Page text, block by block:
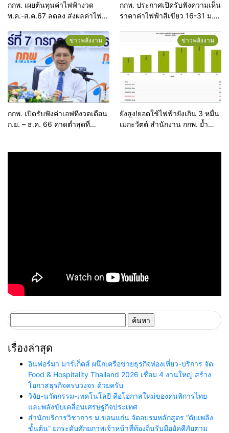
กกพ. เผยต้นทุนค่าไฟฟ้างวด
พ.ค.-ส.ค.67 ลดลง ส่งผลค่าไฟ
กกพ. ประกาศเปิดรับฟังความเห็น
ราคาค่าไฟฟ้าสีเขียว 16-31 ม.ค.
ข่าวพลังงาน
กกพ. เปิดรับฟังค่าเอฟทีงวดเดือน
ก.ย. – ธ.ค. 66 คาดต่ำสุดที่
ข่าวพลังงาน
ยังสูง!ยอดใช้ไฟฟ้ายังเกิน 3 หมื่น
เมกะวัตต์ สำนักงาน กกพ. ย้ำ
สำหรับ:
เรื่องล่าสุด
อินฟอร์มา มาร์เก็ตส์ ผนึกเครือข่ายธุรกิจท่องเที่ยว-บริการ จัด
Food & Hospitality Thailand 2026 เชื่อม 4 งานใหญ่ สร้าง
โอกาสธุรกิจครบวงจร ด้วยครับ
วิจัย-นวัตกรรม-เทคโนโลยี คือโอกาสใหม่ของคนพิการไทย
และพลังขับเคลื่อนเศรษฐกิจประเทศ
สำนักบริการวิชาการ ม.ขอนแก่น จัดอบรมหลักสูตร “ดับเพลิง
ขั้นต้น” ยกระดับศักยภาพเจ้าหน้าที่ท้องถิ่นรับมืออัคคีภัยตาม